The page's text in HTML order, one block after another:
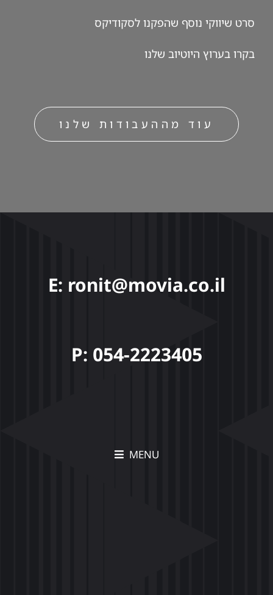
סרט שיווקינוסף שהפקנו לסקודיקס
בקרו בערוץ היוטיובשלנו
עוד מההעבודות שלנו
E: ronit@movia.co.il
P: 054-2223405
MENU